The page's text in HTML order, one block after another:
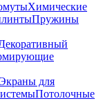
Химические
Пружины
для
Потолочные